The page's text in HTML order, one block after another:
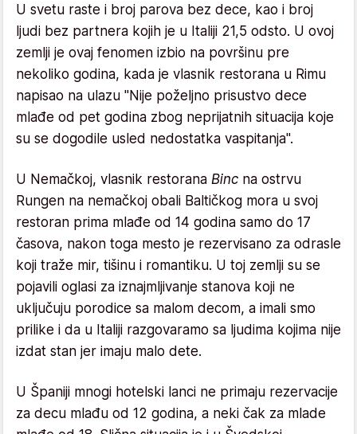
U svetu raste i broj parova bez dece, kao i broj
ljudi bez partnera kojih je u Italiji 21,5 odsto. U ovoj
zemlji je ovaj fenomen izbio na površinu pre
nekoliko godina, kada je vlasnik restorana u Rimu
napisao na ulazu "Nije poželjno prisustvo dece
mlađe od pet godina zbog neprijatnih situacija koje
su se dogodile usled nedostatka vaspitanja".
U Nemačkoj, vlasnik restorana Binc na ostrvu
Rungen na nemačkoj obali Baltičkog mora u svoj
restoran prima mlađe od 14 godina samo do 17
časova, nakon toga mesto je rezervisano za odrasle
koji traže mir, tišinu i romantiku. U toj zemlji su se
pojavili oglasi za iznajmljivanje stanova koji ne
uključuju porodice sa malom decom, a imali smo
prilike i da u Italiji razgovaramo sa ljudima kojima nije
izdat stan jer imaju malo dete.
U Španiji mnogi hotelski lanci ne primaju rezervacije
za decu mlađu od 12 godina, a neki čak za mlade